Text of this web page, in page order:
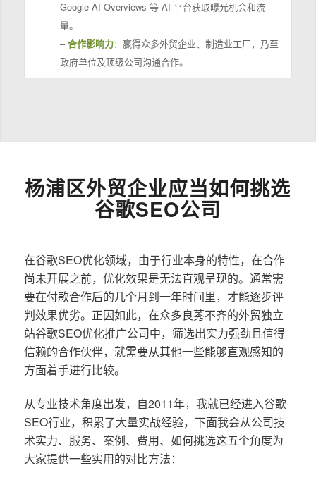
Google AI Overviews 等 AI 平台获取曝光机会和流
量。
–合作影响力：赢得众多外贸企业、制造业工厂，乃至
政府单位及顶级公司沟通合作。
杨浦区外贸企业应当如何挑选
谷歌SEO公司
在谷歌SEO优化领域，由于行业本身的特性，在合作
尚未开展之前，优化效果是无法直观呈现的。通常需
要在付款合作后的几个月到一年时间里，才能逐步评
判效果优劣。正因如此，在众多良莠不齐的外贸独立
站谷歌SEO优化推广公司中，筛选出实力强劲且值得
信赖的合作伙伴，就需要从其他一些能够直观感知的
方面着手进行比较。
从专业技术角度出发，自2011年，我就已经进入谷歌
SEO行业，积累了大量实战经验，下面我会从公司技
术实力、服务、案例、费用、如何挑选这五个角度为
大家提供一些实用的对比方法：